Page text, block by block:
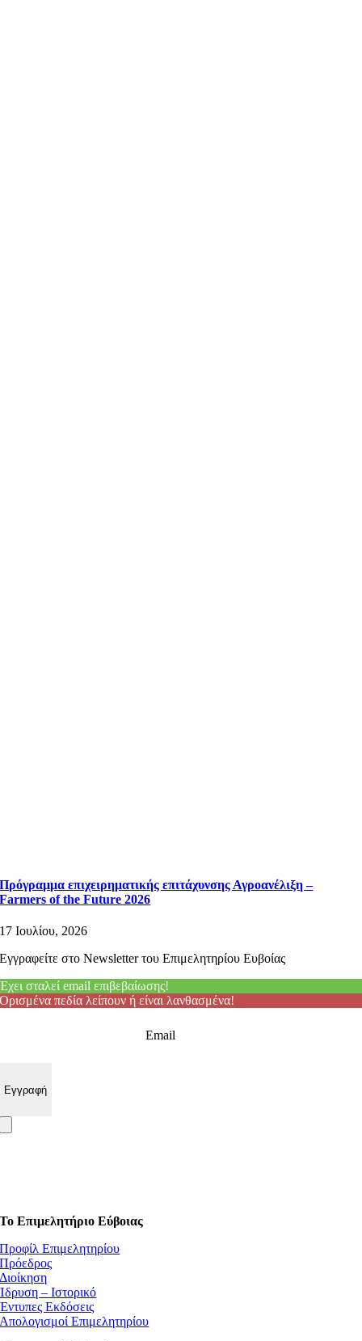
Πρόγραμμα επιχειρηματικής επιτάχυνσης Αγροανέλιξη –
Farmers of the Future 2026
17 Ιουλίου, 2026
Εγγραφείτε στο Newsletter του Επιμελητηρίου Ευβοίας
Έχει σταλεί email επιβεβαίωσης!
Ορισμένα πεδία λείπουν ή είναι λανθασμένα!
Email
Το Επιμελητήριο Εύβοιας
Προφίλ Επιμελητηρίου
Πρόεδρος
Διοίκηση
Ίδρυση – Ιστορικό
Έντυπες Εκδόσεις
Απολογισμοί Επιμελητηρίου